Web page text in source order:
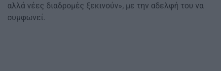
αλλά νέες διαδρομές ξεκινούν», με την αδελφή του να
συμφωνεί.